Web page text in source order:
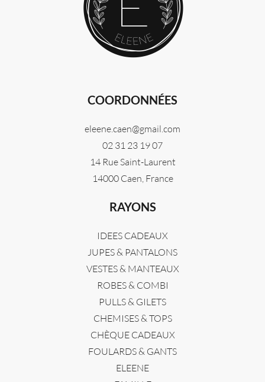
COORDONNÉES
eleene.caen@gmail.com
02 31 23 19 07
14 Rue Saint-Laurent
14000 Caen, France
RAYONS
IDEES CADEAUX
JUPES & PANTALONS
VESTES & MANTEAUX
ROBES & COMBI
PULLS & GILETS
CHEMISES & TOPS
CHÈQUE CADEAUX
FOULARDS & GANTS
ELEENE